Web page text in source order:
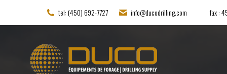
tel: (450) 692-7727 info@ducodrilling.com fax :